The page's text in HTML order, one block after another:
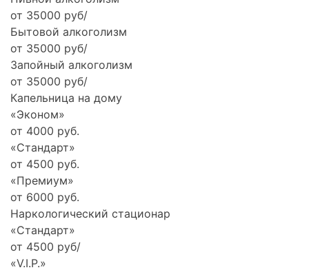
от 35000 руб/
Бытовой алкоголизм
от 35000 руб/
Запойный алкоголизм
от 35000 руб/
Капельница на дому
«Эконом»
от 4000 руб.
«Стандарт»
от 4500 руб.
«Премиум»
от 6000 руб.
Наркологический стационар
«Стандарт»
от 4500 руб/
«V.I.P.»